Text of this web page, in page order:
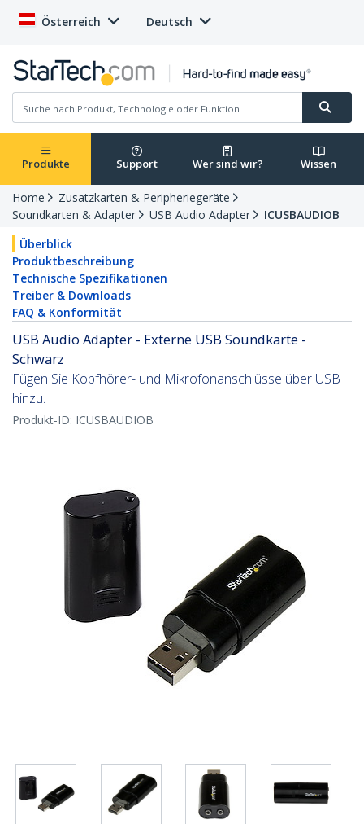
Österreich Deutsch
Produkte Support Wer sind wir? Wissen
Home
Zusatzkarten & Peripheriegeräte
Soundkarten & Adapter
USB Audio Adapter
ICUSBAUDIOB
Überblick
Produktbeschreibung
Technische Spezifikationen
Treiber & Downloads
FAQ & Konformität
USB Audio Adapter - Externe USB Soundkarte -
Schwarz
Fügen Sie Kopfhörer- und Mikrofonanschlüsse über USB
hinzu.
Produkt-ID: ICUSBAUDIOB